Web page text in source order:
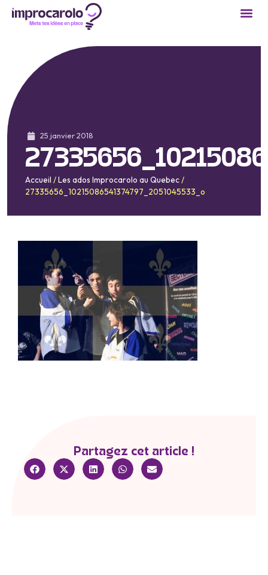
25 janvier 2018
Accueil /Les ados Improcarolo au Quebec/
27335656_10215086541374797_2051045533_o
Partagez cet article !